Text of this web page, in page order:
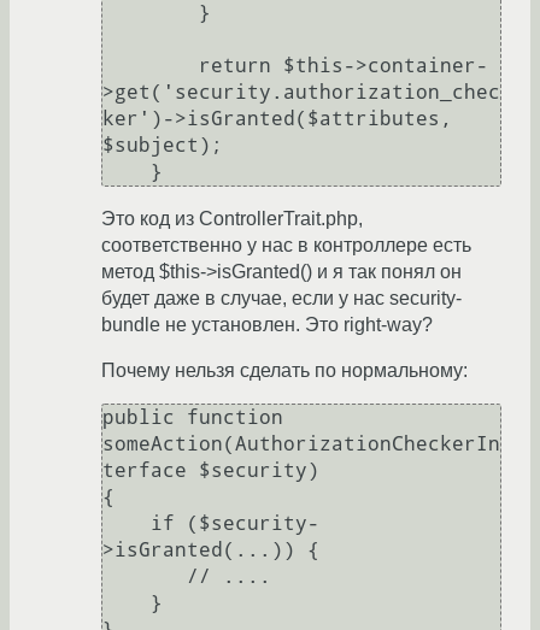
>get('security.authorization_chec
ker')->isGranted($attributes,
$subject);
Это код из ControllerTrait.php,
соответственно у нас в контроллере есть
метод $this->isGranted() и я так понял он
будет даже в случае, если у нас security-
bundle не установлен. Это right-way?
Почему нельзя сделать по нормальному:
public function
someAction(AuthorizationCheckerIn
terface $security)
{
>isGranted(...)) {